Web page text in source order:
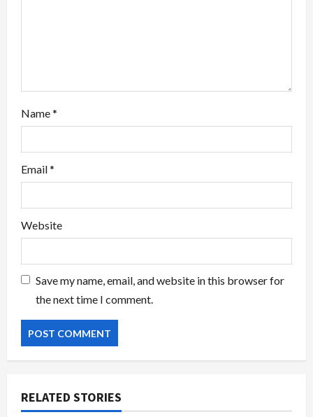
Name*
Email*
Website
Save my name, email, and website in this browser for
the next time I comment.
RELATED STORIES